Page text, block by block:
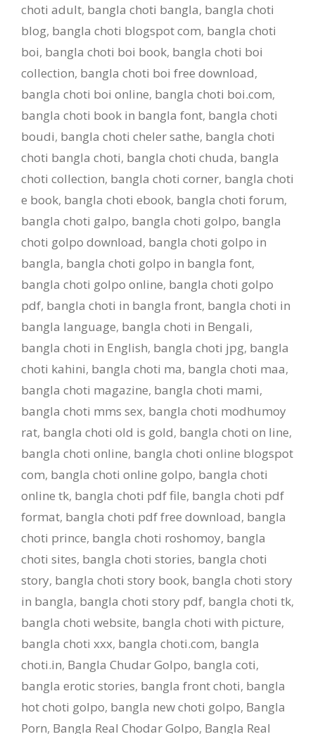
choti adult, bangla choti bangla, bangla choti
blog, bangla choti blogspot com, bangla choti
boi, bangla choti boi book, bangla choti boi
collection, bangla choti boi free download,
bangla choti boi online, bangla choti boi.com,
bangla choti book in bangla font, bangla choti
boudi, bangla choti cheler sathe, bangla choti
choti bangla choti, bangla choti chuda, bangla
choti collection, bangla choti corner, bangla choti
e book, bangla choti ebook, bangla choti forum,
bangla choti galpo, bangla choti golpo, bangla
choti golpo download, bangla choti golpo in
bangla, bangla choti golpo in bangla font,
bangla choti golpo online, bangla choti golpo
pdf, bangla choti in bangla front, bangla choti in
bangla language, bangla choti in Bengali,
bangla choti in English, bangla choti jpg, bangla
choti kahini, bangla choti ma, bangla choti maa,
bangla choti magazine, bangla choti mami,
bangla choti mms sex, bangla choti modhumoy
rat, bangla choti old is gold, bangla choti on line,
bangla choti online, bangla choti online blogspot
com, bangla choti online golpo, bangla choti
online tk, bangla choti pdf file, bangla choti pdf
format, bangla choti pdf free download, bangla
choti prince, bangla choti roshomoy, bangla
choti sites, bangla choti stories, bangla choti
story, bangla choti story book, bangla choti story
in bangla, bangla choti story pdf, bangla choti tk,
bangla choti website, bangla choti with picture,
bangla choti xxx, bangla choti.com, bangla
choti.in, Bangla Chudar Golpo, bangla coti,
bangla erotic stories, bangla front choti, bangla
hot choti golpo, bangla new choti golpo, Bangla
Porn, Bangla Real Chodar Golpo, Bangla Real